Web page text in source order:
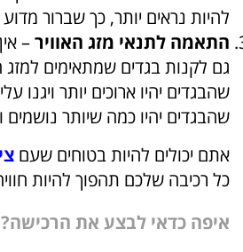
להיות נראים יותר, כך שברור
התאמה לתנאי מזג האוויר–
גם לקנות בגדים שמתאימים למזג
שהבגדים יהיו ארוכים יותר ויגנו
שהבגדים יהיו כמה שיותר נושמים
אתם יכולים להיות בטוחים שעם
כל רכיבה שלכם תהפוך להיות
איפה כדאי לבצע את הרכישה?